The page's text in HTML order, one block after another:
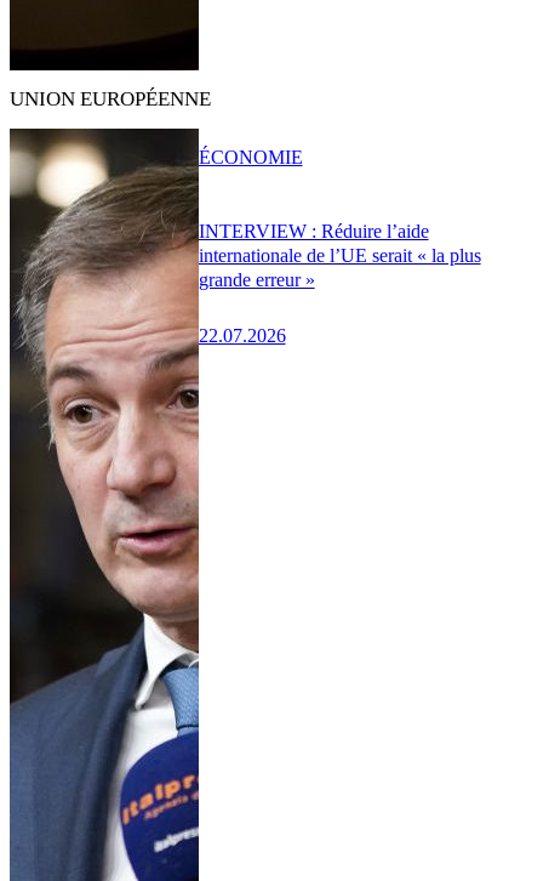
UNION EUROPÉENNE
INTERVIEW : Réduire l’aide
internationale de l’UE serait « la plus
grande erreur »
22.07.2026
ÉCONOMIE